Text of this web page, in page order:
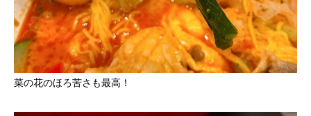
菜の花のほろ苦さも最高！